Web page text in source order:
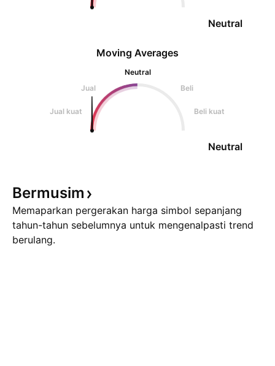
Neutral
Moving Averages
Neutral
Jual
Beli
Jual kuat Beli kuat
Neutral
Bermusim
Memaparkan pergerakan harga simbol sepanjang
tahun-tahun sebelumnya untuk mengenalpasti trend
berulang.